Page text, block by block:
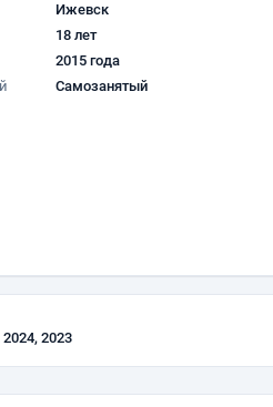
Ижевск
18 лет
2015 года
Самозанятый
«Золотое копьё» 2025, 2024, 2023